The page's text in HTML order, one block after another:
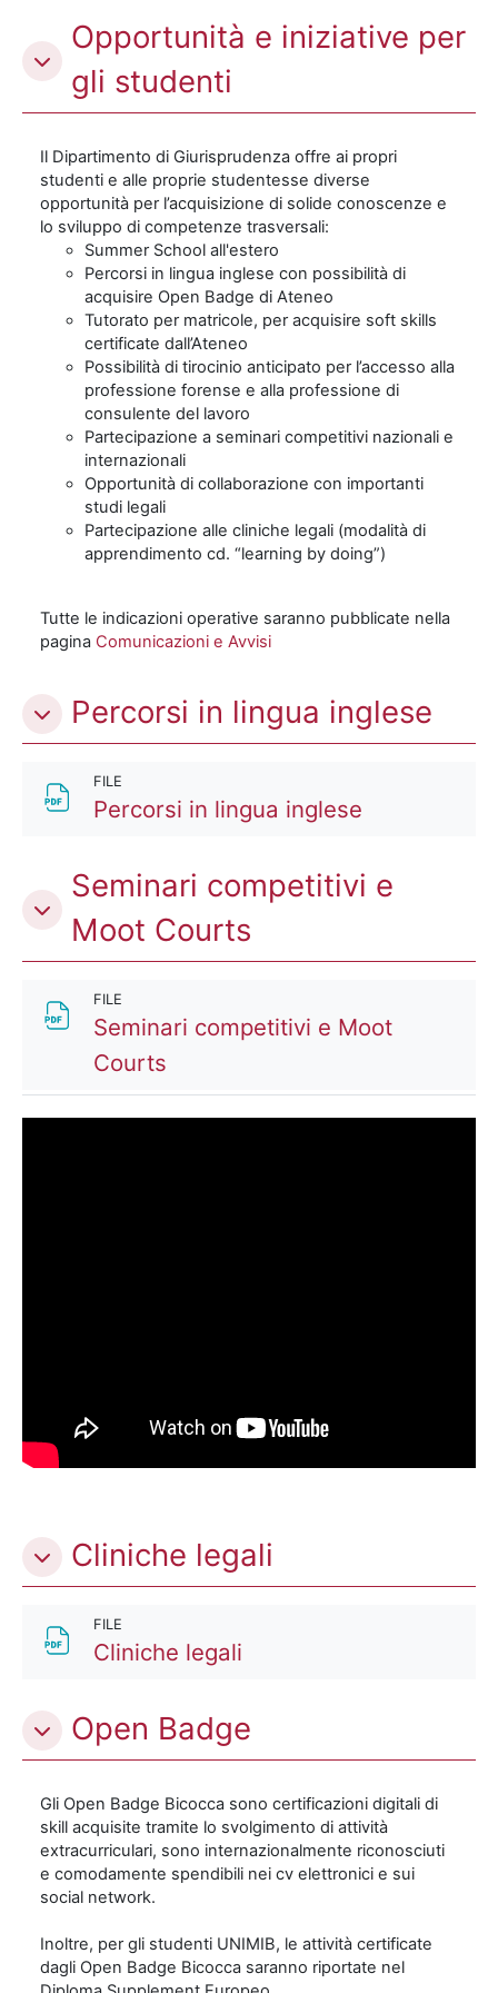
Opportunità e iniziative per
gli studenti
Il Dipartimento di Giurisprudenza offre ai propri
studenti e alle proprie studentesse diverse
opportunità per l’acquisizione di solide conoscenze e
lo sviluppo di competenze trasversali:
Summer School all'estero
Percorsi in lingua inglese con possibilità di
acquisire Open Badge di Ateneo
Tutorato per matricole, per acquisire soft skills
certificate dall’Ateneo
Possibilità di tirocinio anticipato per l’accesso alla
professione forense e alla professione di
consulente del lavoro
Partecipazione a seminari competitivi nazionali e
internazionali
Opportunità di collaborazione con importanti
studi legali
Partecipazione alle cliniche legali (modalità di
apprendimento cd. “learning by doing”)
Tutte le indicazioni operative saranno pubblicate nella
pagina Comunicazioni e Avvisi
Percorsi in lingua inglese
FILE
Percorsi in lingua inglese
Seminari competitivi e
Moot Courts
FILE
Seminari competitivi e Moot
Courts
Cliniche legali
FILE
Cliniche legali
Open Badge
Gli Open Badge Bicocca sono certificazioni digitali di
skill acquisite tramite lo svolgimento di attività
extracurriculari, sono internazionalmente riconosciuti
e comodamente spendibili nei cv elettronici e sui
social network.
Inoltre, per gli studenti UNIMIB, le attività certificate
dagli Open Badge Bicocca saranno riportate nel